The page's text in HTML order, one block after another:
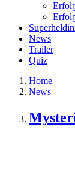
News
Trailer
Quiz
Home
News